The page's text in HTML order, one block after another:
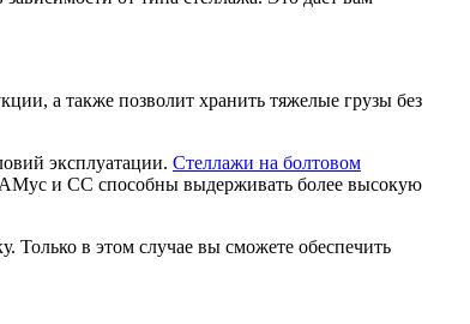
а также позволит хранить тяжелые грузы без
эксплуатации. Стеллажи на болтовом
и СС способны выдерживать более высокую
Только в этом случае вы сможете обеспечить